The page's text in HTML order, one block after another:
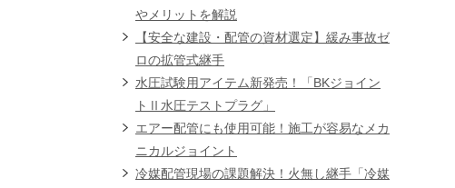
やメリットを解説
【安全な建設・配管の資材選定】緩み事故ゼ
ロの拡管式継手
水圧試験用アイテム新発売！「BKジョイン
トⅡ水圧テストプラグ」
エアー配管にも使用可能！施工が容易なメカ
ニカルジョイント
冷媒配管現場の課題解決！火無し継手「冷媒